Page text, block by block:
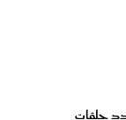
حلقات